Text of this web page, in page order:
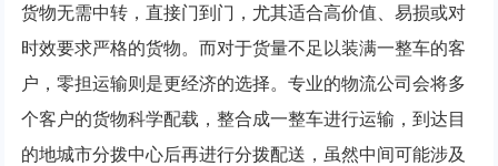
货物无需中转，直接门到门，尤其适合高价值、易损或对
时效要求严格的货物。而对于货量不足以装满一整车的客
户，零担运输则是更经济的选择。专业的物流公司会将多
个客户的货物科学配载，整合成一整车进行运输，到达目
的地城市分拨中心后再进行分拨配送，虽然中间可能涉及